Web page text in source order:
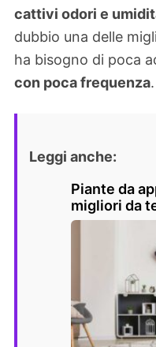
cattivi odori e
dubbio una delle
ha bisogno di poca
con poca frequenza.
Leggi anche:
Piante da
migliori da